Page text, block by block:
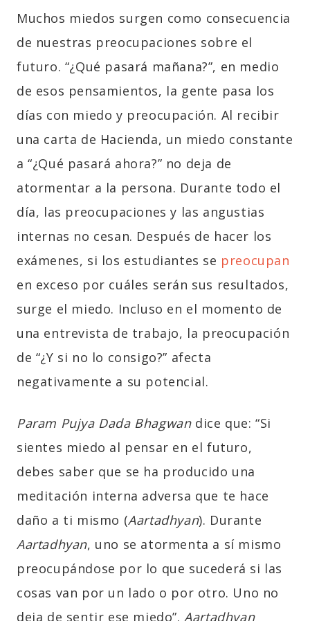
Muchos miedos surgen como consecuencia
de nuestras preocupaciones sobre el
futuro. “¿Qué pasará mañana?”, en medio
de esos pensamientos, la gente pasa los
días con miedo y preocupación. Al recibir
una carta de Hacienda, un miedo constante
a “¿Qué pasará ahora?” no deja de
atormentar a la persona. Durante todo el
día, las preocupaciones y las angustias
internas no cesan. Después de hacer los
exámenes, si los estudiantes se preocupan
en exceso por cuáles serán sus resultados,
surge el miedo. Incluso en el momento de
una entrevista de trabajo, la preocupación
de “¿Y si no lo consigo?” afecta
negativamente a su potencial.
Param Pujya Dada Bhagwandice que: “Si
sientes miedo al pensar en el futuro,
debes saber que se ha producido una
meditación interna adversa que te hace
daño a ti mismo (Aartadhyan). Durante
Aartadhyan, uno se atormenta a sí mismo
preocupándose por lo que sucederá si las
cosas van por un lado o por otro. Uno no
deja de sentir ese miedo”.Aartadhyan